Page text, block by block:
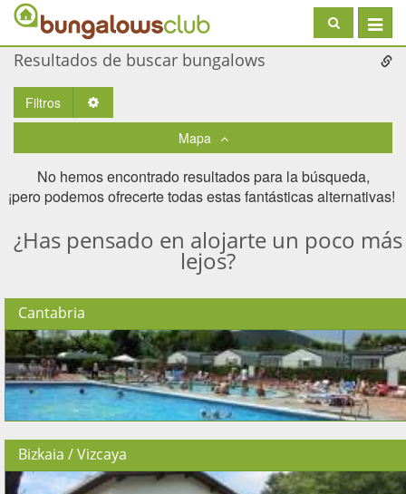
Toggle
Resultados de buscar bungalows
Filtros
Mapa
No hemos encontrado resultados para la búsqueda,
¡pero podemos ofrecerte todas estas fantásticas alternativas! ​
¿Has pensado en alojarte un poco más
lejos?
Cantabria
Bizkaia / Vizcaya